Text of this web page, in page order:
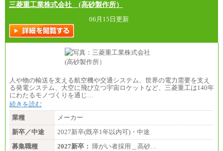
三菱重工業株式会社 (高砂製作所）
06月15日更新
人や物の輸送を支える航空機や交通システム、世界の電力需要を支え
る発電システム、大空に飛び立つ宇宙ロケットなど、三菱重工は140年
にわたるモノづくりを通じ…
続きを読む
業種
メーカー
新卒／中途
2027新卒(既卒1年以内可)・中途
募集職種
2027新卒： 障がい者採用＿高砂…